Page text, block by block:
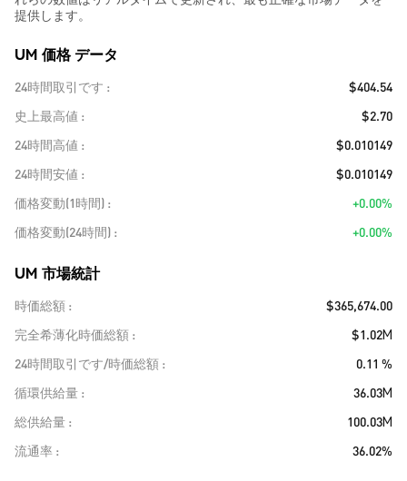
提供します。
UM 価格 データ
24時間取引です
$404.54
史上最高値
$2.70
24時間高値
$0.010149
24時間安値
$0.010149
価格変動(1時間)
+0.00%
価格変動(24時間)
+0.00%
UM 市場統計
時価総額
$365,674.00
完全希薄化時価総額
$1.02M
24時間取引です/時価総額
0.11 %
循環供給量
36.03M
総供給量
100.03M
流通率
36.02%